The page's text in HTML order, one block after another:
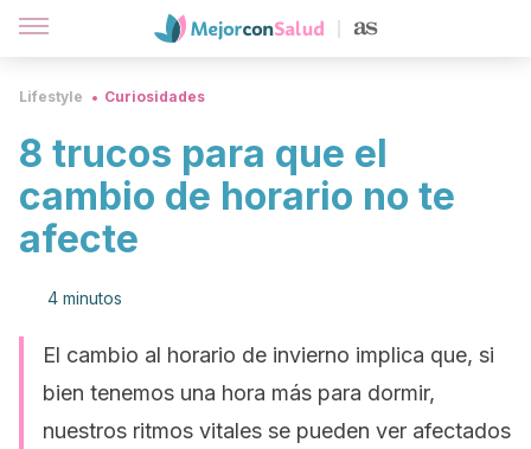
Lifestyle Curiosidades
8 trucos para que el
cambio de horario no te
afecte
4 minutos
El cambio al horario de invierno implica que, si
bien tenemos una hora más para dormir,
nuestros ritmos vitales se pueden ver afectados